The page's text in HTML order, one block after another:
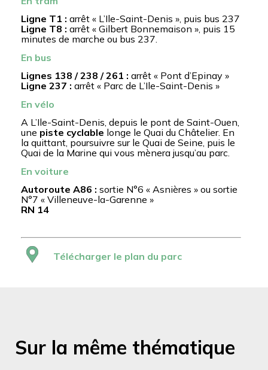
Ligne T1 : arrêt « L’Ile-Saint-Denis », puis bus 237
Ligne T8 : arrêt « Gilbert Bonnemaison », puis 15
minutes de marche ou bus 237.
En bus
Lignes 138 / 238 / 261 : arrêt « Pont d’Epinay »
Ligne 237 : arrêt « Parc de L’Ile-Saint-Denis »
En vélo
A L’Ile-Saint-Denis, depuis le pont de Saint-Ouen,
une piste cyclable longe le Quai du Châtelier. En
la quittant, poursuivre sur le Quai de Seine, puis le
Quai de la Marine qui vous mènera jusqu’au parc.
En voiture
Autoroute A86 : sortie N°6 « Asnières » ou sortie
N°7 « Villeneuve-la-Garenne »
RN 14
Télécharger le plan du parc
Sur la même thématique